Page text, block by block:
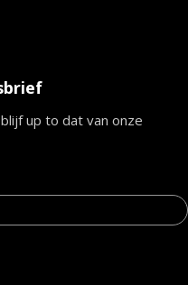
up to dat van onze